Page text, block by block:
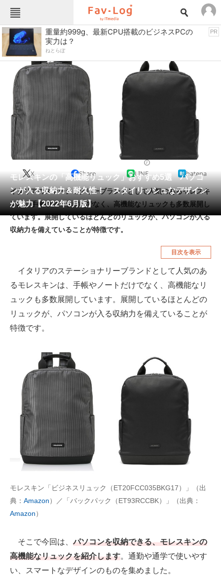
Fav-Logカテゴリー一覧
TOP
インテリア・収納 おもちゃ・ホビー
カメラ キッチン家電
キッチン用品 ゲーム
コンテンツ・サービス スイーツ・お菓子
スポーツ・レジャー スマホ・携帯電話
パソコン・タブレット ファッション
ペット 家電
工具・DIY 本・DVD・CD
生活家電 生活用品
空調・季節家電 美容・コスメ
釣り具・釣り用品 食品・飲料・お酒
メディア
ITの今と未来を見通す
スマホと通信の最新トレンド
進化するPCとデバイスの未来
好きが集まる 比べて選べる
ビジネスと働き方のヒント
AI活用のいまが分かる
企業ITのトレンドを詳説
経営リーダーのコミュニティ
ITエンジニア向け専門サイト
企業向けIT製品の総合サイト
重量約999g、最新CPU搭載のビジネスPCの
実力は？
ねとらぼ
PR
モレスキンの「高機能リュック」おすすめ5選 パソコ
ンが入る収納力＆耐久性！ スタイリッシュなデザイン
が魅力【2022年6月版】
X Share LINE hatena
イタリアのステーショナリーブランドとして人気のあるモレスキ
ンは、手帳やノートだけでなく、高機能なリュックも多数展開し
ています。展開しているほとんどのリュックが、パソコンが入る
収納力を備えていることが特徴です。
目次を表示
イタリアのステーショナリーブランドとして人気のあ
るモレスキンは、手帳やノートだけでなく、高機能なリ
ュックも多数展開しています。展開しているほとんどの
リュックが、パソコンが入る収納力を備えていることが
特徴です。
モレスキン「ビジネスリュック（ET20FCC035BKG17）」（出
典： Amazon）／「バックパック（ET93RCCBK）」（出典：
Amazon）
そこで今回は、 パソコンを収納できる、モレスキンの
高機能なリュックを紹介します。通勤や通学で使いやす
い、スマートなデザインのものを集めました。